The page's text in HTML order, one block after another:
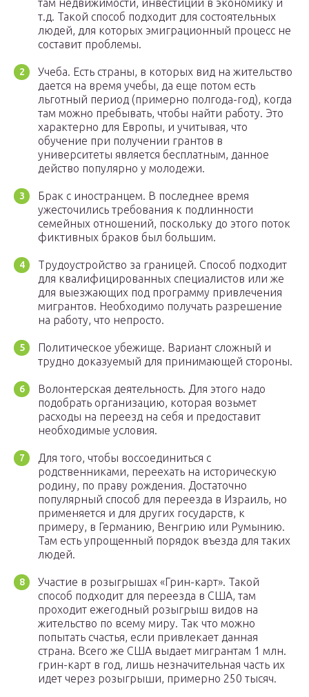
там недвижимости, инвестиции в экономику и
т.д. Такой способ подходит для состоятельных
людей, для которых эмиграционный процесс не
составит проблемы.
Учеба. Есть страны, в которых вид на жительство
дается на время учебы, да еще потом есть
льготный период (примерно полгода-год), когда
там можно пребывать, чтобы найти работу. Это
характерно для Европы, и учитывая, что
обучение при получении грантов в
университеты является бесплатным, данное
действо популярно у молодежи.
Брак с иностранцем. В последнее время
ужесточились требования к подлинности
семейных отношений, поскольку до этого поток
фиктивных браков был большим.
Трудоустройство за границей. Способ подходит
для квалифицированных специалистов или же
для выезжающих под программу привлечения
мигрантов. Необходимо получать разрешение
на работу, что непросто.
Политическое убежище. Вариант сложный и
трудно доказуемый для принимающей стороны.
Волонтерская деятельность. Для этого надо
подобрать организацию, которая возьмет
расходы на переезд на себя и предоставит
необходимые условия.
Для того, чтобы воссоединиться с
родственниками, переехать на историческую
родину, по праву рождения. Достаточно
популярный способ для переезда в Израиль, но
применяется и для других государств, к
примеру, в Германию, Венгрию или Румынию.
Там есть упрощенный порядок въезда для таких
людей.
Участие в розыгрышах «Грин-карт». Такой
способ подходит для переезда в США, там
проходит ежегодный розыгрыш видов на
жительство по всему миру. Так что можно
попытать счастья, если привлекает данная
страна. Всего же США выдает мигрантам 1 млн.
грин-карт в год, лишь незначительная часть их
идет через розыгрыши, примерно 250 тысяч.